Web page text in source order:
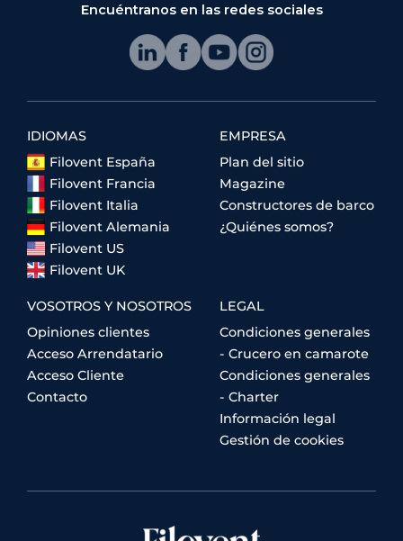
Encuéntranos en las redes sociales
IDIOMAS
Filovent España
Filovent Francia
Filovent Italia
Filovent Alemania
Filovent US
Filovent UK
EMPRESA
Plan del sitio
Magazine
Constructores de barco
¿Quiénes somos?
VOSOTROS Y NOSOTROS
Opiniones clientes
Acceso Arrendatario
Acceso Cliente
Contacto
LEGAL
Condiciones generales
- Crucero en camarote
Condiciones generales
- Charter
Información legal
Gestión de cookies